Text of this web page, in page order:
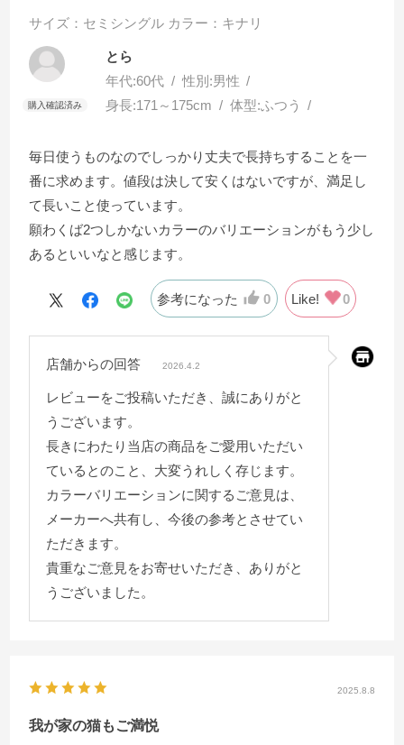
サイズ：セミシングル カラー：キナリ
とら
年代:60代 性別:男性
身長:171～175cm 体型:ふつう
毎日使うものなのでしっかり丈夫で長持ちすることを一
番に求めます。値段は決して安くはないですが、満足し
て長いこと使っています。
願わくば2つしかないカラーのバリエーションがもう少し
あるといいなと感じます。
参考になった 0 Like! 0
店舗からの回答 2026.4.2
レビューをご投稿いただき、誠にありがと
うございます。
長きにわたり当店の商品をご愛用いただい
ているとのこと、大変うれしく存じます。
カラーバリエーションに関するご意見は、
メーカーへ共有し、今後の参考とさせてい
ただきます。
貴重なご意見をお寄せいただき、ありがと
うございました。
2025.8.8
我が家の猫もご満悦